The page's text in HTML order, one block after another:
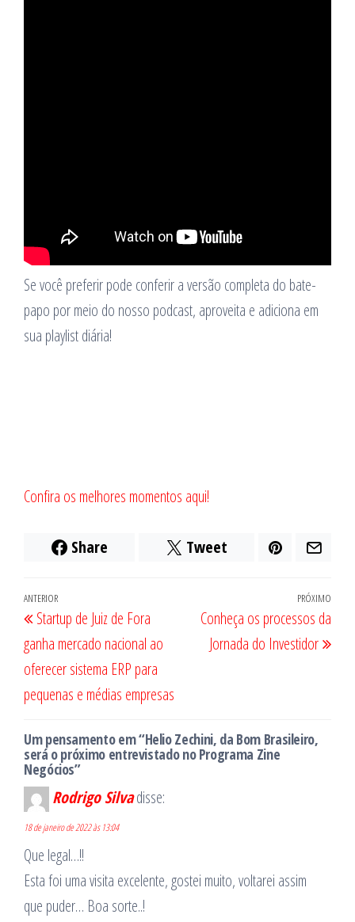
Se você preferir pode conferir a versão completa do bate-
papo por meio do nosso podcast, aproveita e adiciona em
sua playlist diária!
Confira os melhores momentos aqui!
Share Tweet
Navegação
de
Post
Post
anterior
ANTERIOR
Startup de Juiz de Fora
ganha mercado nacional ao
oferecer sistema ERP para
pequenas e médias empresas
PRÓXIMO
Conheça os processos da
Jornada do Investidor
Um pensamento em “Helio Zechini, da Bom Brasileiro,
será o próximo entrevistado no Programa Zine
Negócios”
Rodrigo Silvadisse:
18 de janeiro de 2022 às 13:04
Que legal…!!
Esta foi uma visita excelente, gostei muito, voltarei assim
que puder… Boa sorte..!